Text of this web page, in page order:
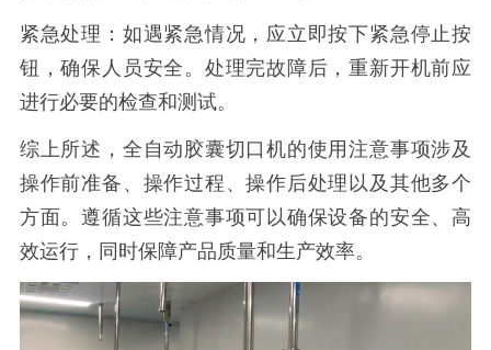
紧急处理：如遇紧急情况，应立即按下紧急停止按
钮，确保人员安全。处理完故障后，重新开机前应
进行必要的检查和测试。
综上所述，全自动胶囊切口机的使用注意事项涉及
操作前准备、操作过程、操作后处理以及其他多个
方面。遵循这些注意事项可以确保设备的安全、高
效运行，同时保障产品质量和生产效率。